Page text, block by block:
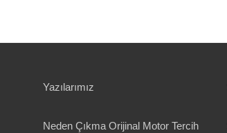
Yazılarımız
Neden Çıkma Orijinal Motor Tercih